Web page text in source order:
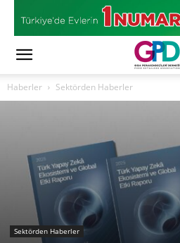
Haberler Sektörden Haberler
Sektörden Haberler